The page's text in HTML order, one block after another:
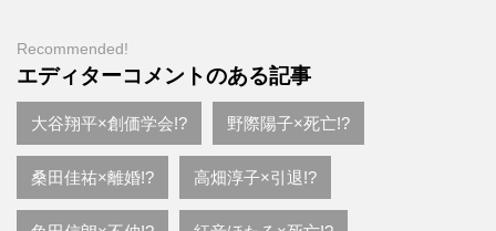
Recommended!
エディターコメントのある記事
大谷翔平×創価学会!? 野際陽子×死亡!?
桑田佳祐×離婚!? 高畑淳子×引退!?